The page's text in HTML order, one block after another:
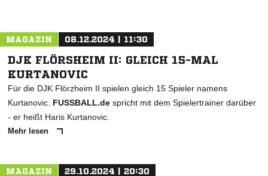
MAGAZIN 08.12.2024 | 11:30
DJK FLÖRSHEIM II: GLEICH 15-MAL
KURTANOVIC
Für die DJK Flörzheim II spielen gleich 15 Spieler namens
Kurtanovic. FUSSBALL.de spricht mit dem Spielertrainer darüber
- er heißt Haris Kurtanovic.
Mehr lesen
MAGAZIN 29.10.2024 | 20:30